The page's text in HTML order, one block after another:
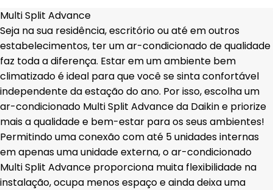
Multi Split Advance
Seja na sua residência, escritório ou até em outros
estabelecimentos, ter um ar-condicionado de qualidade
faz toda a diferença. Estar em um ambiente bem
climatizado é ideal para que você se sinta confortável
independente da estação do ano. Por isso,escolha um
ar-condicionado Multi Split Advance da Daikine priorize
mais a qualidade e bem-estar para os seus ambientes!
Permitindo umaconexão com até 5 unidades internas
em apenas uma unidade externa, o ar-condicionado
Multi Split Advance proporciona muita flexibilidade na
instalação,ocupa menos espaçoe ainda deixa uma